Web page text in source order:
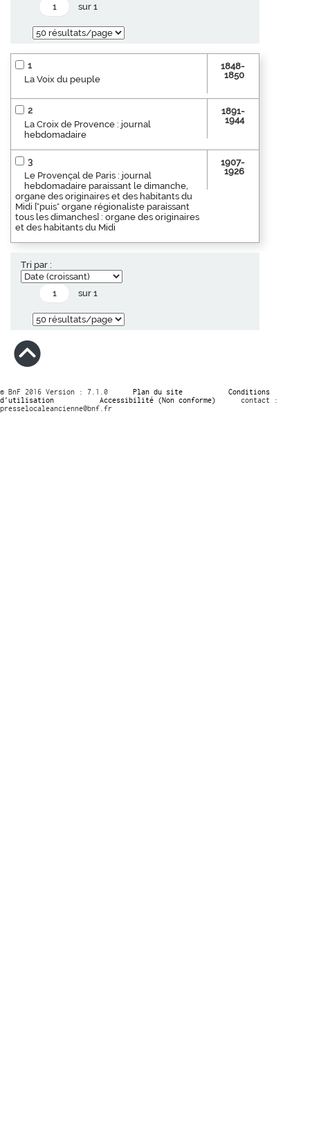
sur 1
1
La Voix du peuple
1848-
1850
2
La Croix de Provence : journal
hebdomadaire
1891-
1944
3
Le Provençal de Paris : journal
hebdomadaire paraissant le dimanche,
organe des originaires et des habitants du
Midi ["puis" organe régionaliste paraissant
tous les dimanches] : organe des originaires
et des habitants du Midi
1907-
1926
Tri par :
sur 1
© BnF 2016 Version : 7.1.0 Plan du site
Conditions
d’utilisation
Accessibilité (Non conforme)
contact :
presselocaleancienne@bnf.fr